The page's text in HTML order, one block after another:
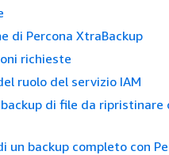
di Percona XtraBackup
richieste
ruolo del servizio IAM
di file da
un backup completo con